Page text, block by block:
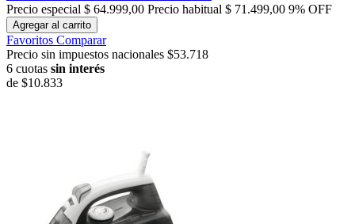
Precio especial $ 64.999,00 Precio habitual $ 71.499,00 9% OFF
Agregar al carrito
Favoritos Comparar
Precio sin impuestos nacionales $53.718
6 cuotas sin interés
de $10.833